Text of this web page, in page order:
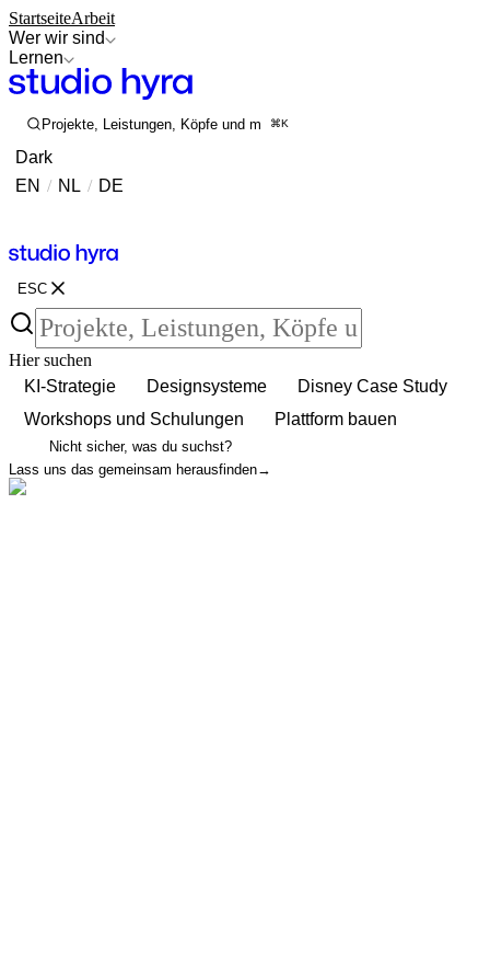
StartseiteArbeit
Wer wir sind
Lernen
Projekte, Leistungen, Köpfe und mehr durchsuchen
⌘K
Dark
EN / NL / DE
ESC
Hier suchen
KI-Strategie
Designsysteme
Disney Case Study
Workshops und Schulungen
Plattform bauen
Nicht sicher, was du suchst?
Lass uns das gemeinsam herausfinden→